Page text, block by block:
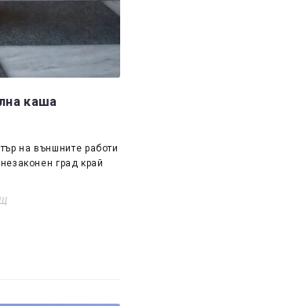
каша
на външните работи
град край